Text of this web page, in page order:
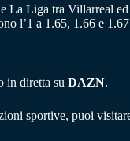
La Liga tra Villarreal
l’1 a 1.65, 1.66 e
in diretta su DAZN.
sportive, puoi